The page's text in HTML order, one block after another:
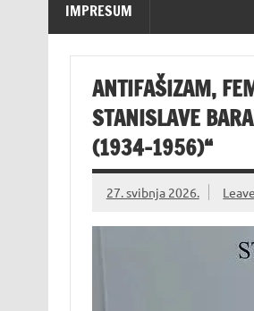
IMPRESUM
ANTIFAŠIZAM,
STANISLAVE
(1934–1956)“
27. svibnja 2026.